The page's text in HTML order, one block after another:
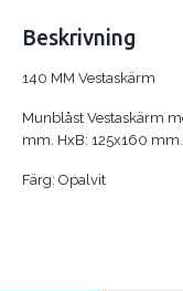
Beskrivning
140 MM Vestaskärm
Munblåst Vestaskärm
mm. HxB: 125x160 mm.
Färg: Opalvit